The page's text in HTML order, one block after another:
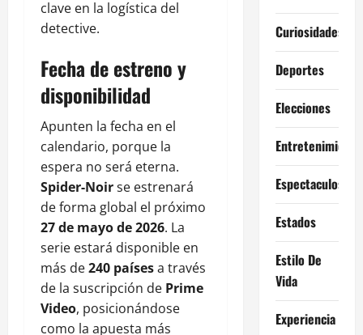
clave en la logística del
detective.
Fecha de estreno y
disponibilidad
Apunten la fecha en el
calendario, porque la
espera no será eterna.
Spider-Noirse estrenará
de forma global el próximo
27 de mayo de 2026. La
serie estará disponible en
más de240 paísesa través
de la suscripción de Prime
Video, posicionándose
como la apuesta más
Curiosidades
Deportes
Elecciones
Entretenimiento
Espectaculos
Estados
Estilo De
Vida
Experiencia